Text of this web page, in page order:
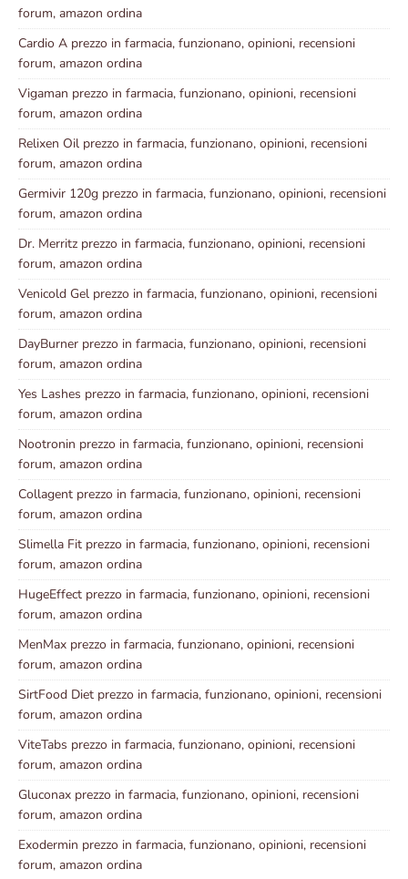
forum, amazon ordina
Cardio A prezzo in farmacia, funzionano, opinioni, recensioni
forum, amazon ordina
Vigaman prezzo in farmacia, funzionano, opinioni, recensioni
forum, amazon ordina
Relixen Oil prezzo in farmacia, funzionano, opinioni, recensioni
forum, amazon ordina
Germivir 120g prezzo in farmacia, funzionano, opinioni, recensioni
forum, amazon ordina
Dr. Merritz prezzo in farmacia, funzionano, opinioni, recensioni
forum, amazon ordina
Venicold Gel prezzo in farmacia, funzionano, opinioni, recensioni
forum, amazon ordina
DayBurner prezzo in farmacia, funzionano, opinioni, recensioni
forum, amazon ordina
Yes Lashes prezzo in farmacia, funzionano, opinioni, recensioni
forum, amazon ordina
Nootronin prezzo in farmacia, funzionano, opinioni, recensioni
forum, amazon ordina
Collagent prezzo in farmacia, funzionano, opinioni, recensioni
forum, amazon ordina
Slimella Fit prezzo in farmacia, funzionano, opinioni, recensioni
forum, amazon ordina
HugeEffect prezzo in farmacia, funzionano, opinioni, recensioni
forum, amazon ordina
MenMax prezzo in farmacia, funzionano, opinioni, recensioni
forum, amazon ordina
SirtFood Diet prezzo in farmacia, funzionano, opinioni, recensioni
forum, amazon ordina
ViteTabs prezzo in farmacia, funzionano, opinioni, recensioni
forum, amazon ordina
Gluconax prezzo in farmacia, funzionano, opinioni, recensioni
forum, amazon ordina
Exodermin prezzo in farmacia, funzionano, opinioni, recensioni
forum, amazon ordina